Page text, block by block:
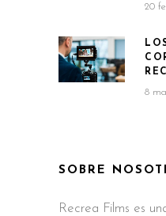
20
8
SOBRE
Recrea Films es